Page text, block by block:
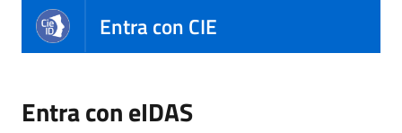
Entra con CIE
Entra con eIDAS